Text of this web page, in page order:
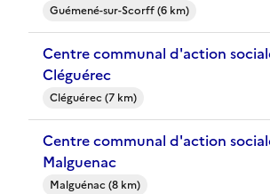
Guémené-sur-Scorff (6 km)
Centre communal d'action sociale (CCAS) -
Cléguérec
Cléguérec (7 km)
Centre communal d'action sociale (CCAS) -
Malguenac
Malguénac (8 km)